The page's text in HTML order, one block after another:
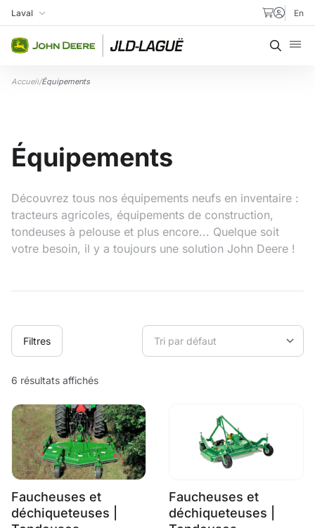
Aller au contenu
Ma succursale
Laval En
Accueil/Équipements
Équipements
Découvrez tous nos équipements neufs en inventaire :
tracteurs agricoles, équipements de construction,
tondeuses à pelouse et plus encore... Quelque soit
votre besoin, il y a toujours une solution John Deere !
Filtres
6 résultats affichés
Faucheuses et
déchiqueteuses |
Faucheuses et
déchiqueteuses |